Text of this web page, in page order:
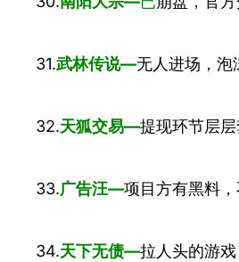
31.武林传说—无人进场，泡
32.天狐交易—提现环节层层
33.广告汪—项目方有黑料
34.天下无债—拉人头的游